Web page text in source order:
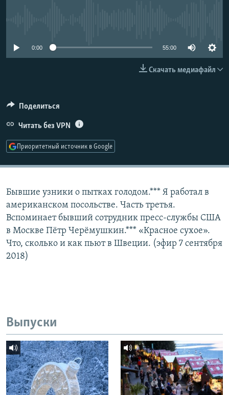
Все сайты РСЕ/РС
0:00 55:00
Скачать медиафайл
Поделиться
Читать без VPN
Приоритетный источник в Google
Бывшие узники о пытках голодом.*** Я работал в
американском посольстве. Часть третья.
Вспоминает бывший сотрудник пресс-службы США
в Москве Пётр Черёмушкин.*** «Красное сухое».
Что, сколько и как пьют в Швеции. (эфир 7 сентября
2018)
Выпуски